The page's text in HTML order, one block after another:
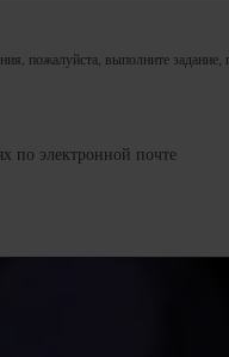
пожалуйста, выполните
по электронной почте